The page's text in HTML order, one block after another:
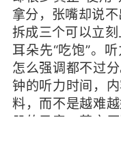
拿分，张嘴却说
拆成三个可以立
耳朵先“吃饱”。
怎么强调都不过
钟的听力时间，
料，而不是越难
册的录音、英文
幕的版本、或者